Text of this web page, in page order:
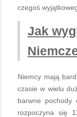
czegoś
Jak
Niemcy mają
czasie w wielu
barwne pochody
rozpoczyna się